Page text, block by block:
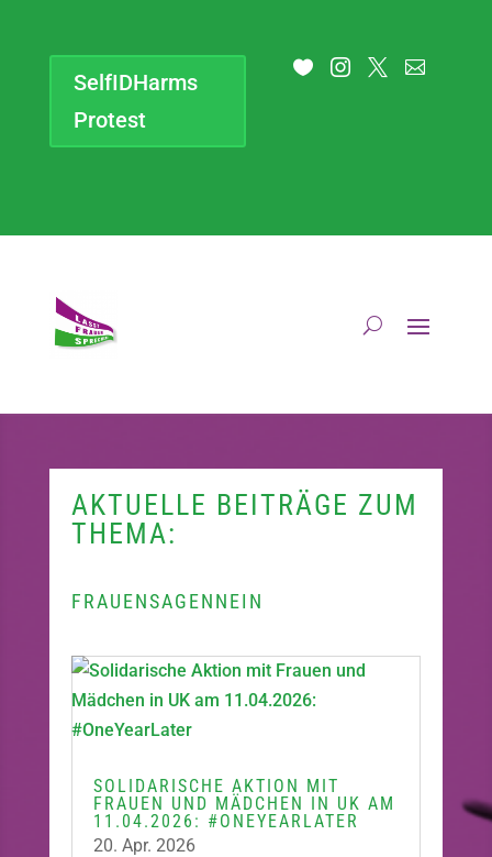
SelfIDHarms
Protest




AKTUELLE BEITRÄGE ZUM
THEMA:
FRAUENSAGENNEIN
SOLIDARISCHE AKTION MIT
FRAUEN UND MÄDCHEN IN UK AM
11.04.2026: #ONEYEARLATER
20. Apr. 2026